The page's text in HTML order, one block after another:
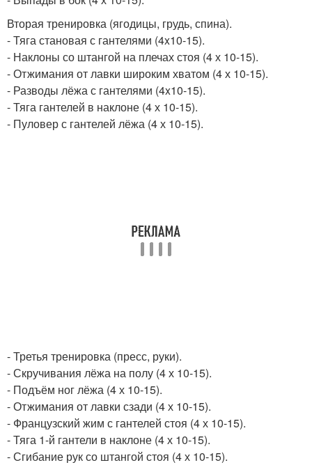
Вторая тренировка (ягодицы, грудь, спина).
- Тяга становая с гантелями (4x10-15).
- Наклоны со штангой на плечах стоя (4 х 10-15).
- Отжимания от лавки широким хватом (4 х 10-15).
- Разводы лёжа с гантелями (4x10-15).
- Тяга гантелей в наклоне (4 х 10-15).
- Пуловер с гантелей лёжа (4 х 10-15).
- Третья тренировка (пресс, руки).
- Скручивания лёжа на полу (4 х 10-15).
- Подъём ног лёжа (4 х 10-15).
- Отжимания от лавки сзади (4 х 10-15).
- Французский жим с гантелей стоя (4 х 10-15).
- Тяга 1-й гантели в наклоне (4 х 10-15).
- Сгибание рук со штангой стоя (4 х 10-15).